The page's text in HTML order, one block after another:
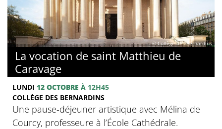
© Collège des Bernardins
La vocation de saint Matthieu de
Caravage
LUNDI 12 OCTOBRE À 12H45
COLLÈGE DES BERNARDINS
Une pause-déjeuner artistique avec Mélina de
Courcy, professeure à l’École Cathédrale.